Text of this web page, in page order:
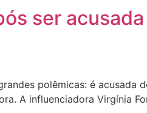
ser
polêmicas: é
A influenciadora Virgínia